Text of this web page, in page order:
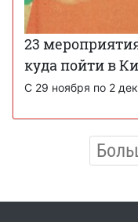
23
куда пойти в
С 29 ноября по 2